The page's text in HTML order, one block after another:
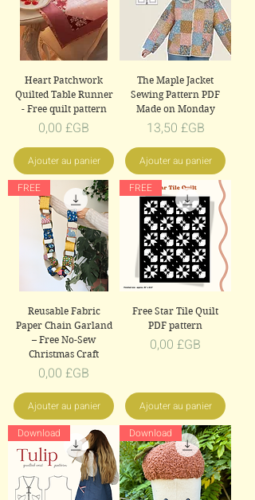
Heart Patchwork
Quilted Table Runner
- Free quilt pattern
Prix
0,00 £GB
Ajouter au panier
The Maple Jacket
Sewing Pattern PDF
Made on Monday
Prix
13,50 £GB
Ajouter au panier
FREE
Reusable Fabric
Paper Chain Garland
– Free No-Sew
Christmas Craft
Prix
0,00 £GB
Ajouter au panier
FREE
Free Star Tile Quilt
PDF pattern
Prix
0,00 £GB
Ajouter au panier
Download
Download